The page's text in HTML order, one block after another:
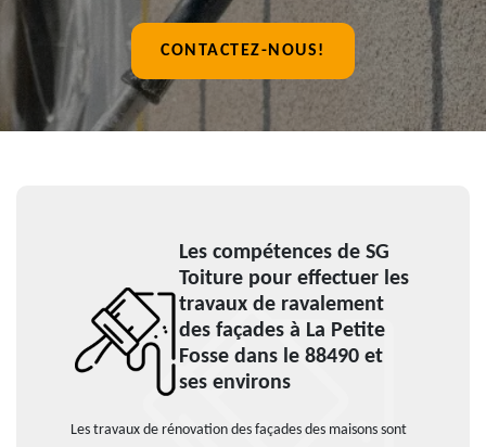
CONTACTEZ-NOUS!
Les compétences de SG
Toiture pour effectuer les
travaux de ravalement
des façades à La Petite
Fosse dans le 88490 et
ses environs
Les travaux de rénovation des façades des maisons sont